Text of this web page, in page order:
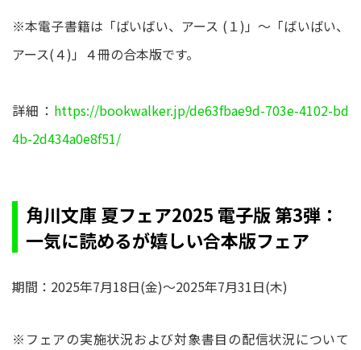
※本電子書籍は「ばいばい、アース (１)」～「ばいばい、
アース(４)」４冊の合本版です。
詳細： https://bookwalker.jp/de63fbae9d-703e-4102-bd
4b-2d434a0e8f51/
角川文庫 夏フェア2025 電子版 第3弾：
一気に読めるが嬉しい合本版フェア
期間：2025年7月18日(金)～2025年7月31日(木)
※フェアの実施状況および対象書目の配信状況について